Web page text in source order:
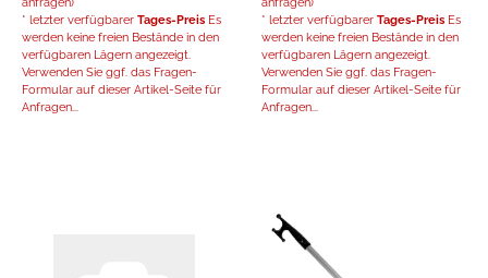
* letzter verfügbarer Tages-Preis Es
werden keine freien Bestände in den
verfügbaren Lägern angezeigt.
Verwenden Sie ggf. das Fragen-
Formular auf dieser Artikel-Seite für
Anfragen...
* letzter verfügbarer Tages-Preis Es
werden keine freien Bestände in den
verfügbaren Lägern angezeigt.
Verwenden Sie ggf. das Fragen-
Formular auf dieser Artikel-Seite für
Anfragen...